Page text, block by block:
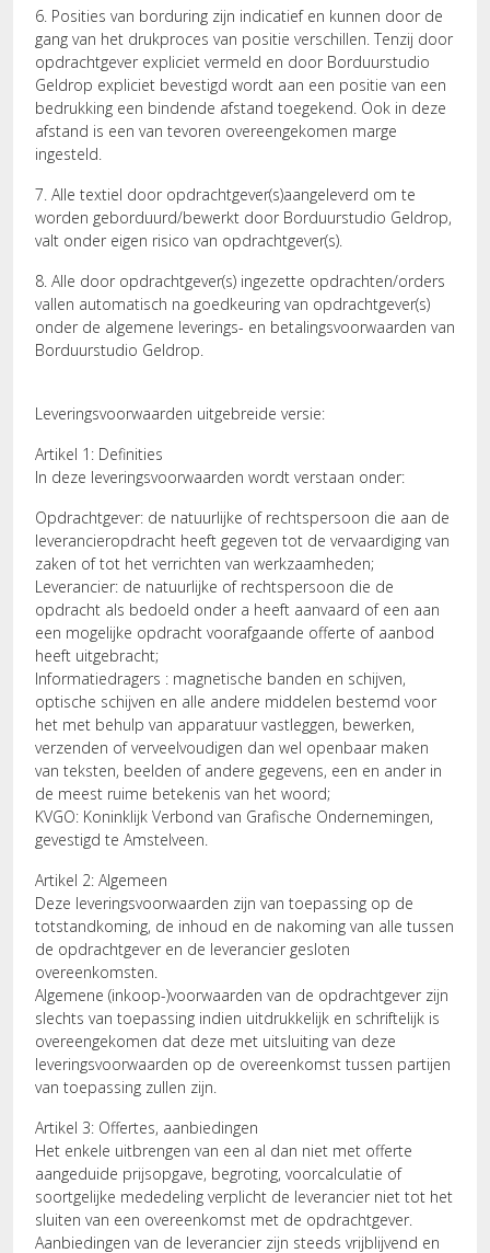
6. Posities van borduring zijn indicatief en kunnen door de
gang van het drukproces van positie verschillen. Tenzij door
opdrachtgever expliciet vermeld en door Borduurstudio
Geldrop expliciet bevestigd wordt aan een positie van een
bedrukking een bindende afstand toegekend. Ook in deze
afstand is een van tevoren overeengekomen marge
ingesteld.
7. Alle textiel door opdrachtgever(s)aangeleverd om te
worden geborduurd/bewerkt door Borduurstudio Geldrop,
valt onder eigen risico van opdrachtgever(s).
8. Alle door opdrachtgever(s) ingezette opdrachten/orders
vallen automatisch na goedkeuring van opdrachtgever(s)
onder de algemene leverings- en betalingsvoorwaarden van
Borduurstudio Geldrop.
Leveringsvoorwaarden uitgebreide versie:
Artikel 1: Definities
In deze leveringsvoorwaarden wordt verstaan onder:
Opdrachtgever: de natuurlijke of rechtspersoon die aan de
leverancieropdracht heeft gegeven tot de vervaardiging van
zaken of tot het verrichten van werkzaamheden;
Leverancier: de natuurlijke of rechtspersoon die de
opdracht als bedoeld onder a heeft aanvaard of een aan
een mogelijke opdracht voorafgaande offerte of aanbod
heeft uitgebracht;
Informatiedragers : magnetische banden en schijven,
optische schijven en alle andere middelen bestemd voor
het met behulp van apparatuur vastleggen, bewerken,
verzenden of verveelvoudigen dan wel openbaar maken
van teksten, beelden of andere gegevens, een en ander in
de meest ruime betekenis van het woord;
KVGO: Koninklijk Verbond van Grafische Ondernemingen,
gevestigd te Amstelveen.
Artikel 2: Algemeen
Deze leveringsvoorwaarden zijn van toepassing op de
totstandkoming, de inhoud en de nakoming van alle tussen
de opdrachtgever en de leverancier gesloten
overeenkomsten.
Algemene (inkoop-)voorwaarden van de opdrachtgever zijn
slechts van toepassing indien uitdrukkelijk en schriftelijk is
overeengekomen dat deze met uitsluiting van deze
leveringsvoorwaarden op de overeenkomst tussen partijen
van toepassing zullen zijn.
Artikel 3: Offertes, aanbiedingen
Het enkele uitbrengen van een al dan niet met offerte
aangeduide prijsopgave, begroting, voorcalculatie of
soortgelijke mededeling verplicht de leverancier niet tot het
sluiten van een overeenkomst met de opdrachtgever.
Aanbiedingen van de leverancier zijn steeds vrijblijvend en